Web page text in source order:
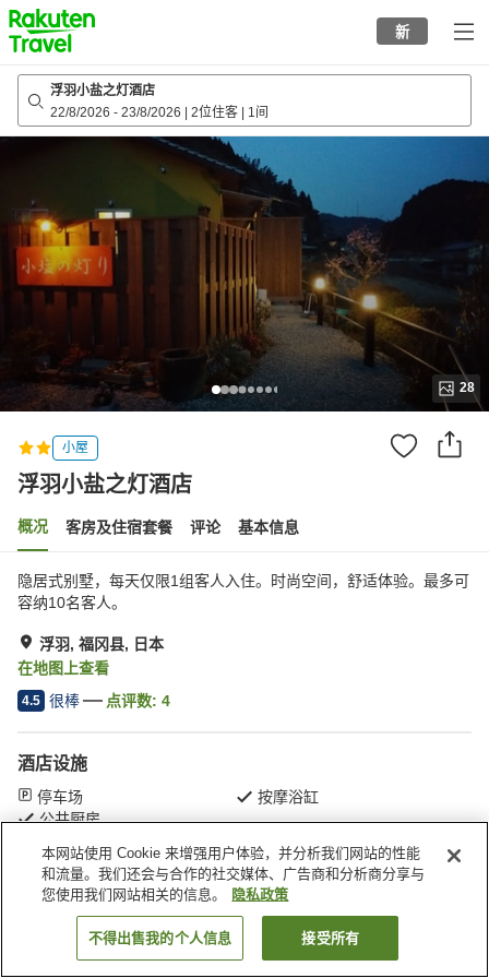
to
top
page
新
浮羽小盐之灯酒店
22/8/2026 - 23/8/2026 2位住客 1间
28
小屋
浮羽小盐之灯酒店
概况 客房及住宿套餐 评论 基本信息
隐居式别墅，每天仅限1组客人入住。时尚空间，舒适体验。最多可
容纳10名客人。
浮羽, 福冈县, 日本
在地图上查看
4.5 很棒 点评数: 4
酒店设施
停车场
按摩浴缸
公共厨房
首页 日本 福冈县 浮羽 浮羽小盐之灯酒店
搜索客房
本网站使用 Cookie 来增强用户体验，并分析我们网站的性能
和流量。我们还会与合作的社交媒体、广告商和分析商分享与
您使用我们网站相关的信息。
隐私政策
不得出售我的个人信息 接受所有